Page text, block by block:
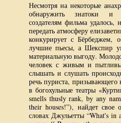
Несмотря на некоторые
обнаружить знатоки и
создателям фильма удалось,
передать атмосферу
конкурирует с Бёрбеджем,
лучшие пьесы, а Шекспир
материальную выгоду.
человек с живым и
слышать и слушать
речь пуриста, призывающего
в богохульные театры
smells thusly rank, by any
their houses!”), найдет свое
словах Джульетты “What's in